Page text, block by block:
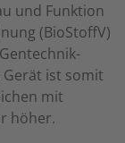
und Funktion
(BioStoffV)
Gerät ist somit
mit
höher.